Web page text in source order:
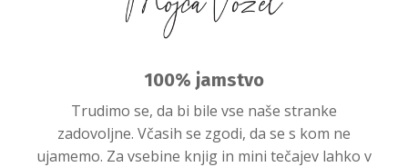
100% jamstvo
Trudimo se, da bi bile vse naše stranke
zadovoljne. Včasih se zgodi, da se s kom ne
ujamemo. Za vsebine knjig in mini tečajev lahko v